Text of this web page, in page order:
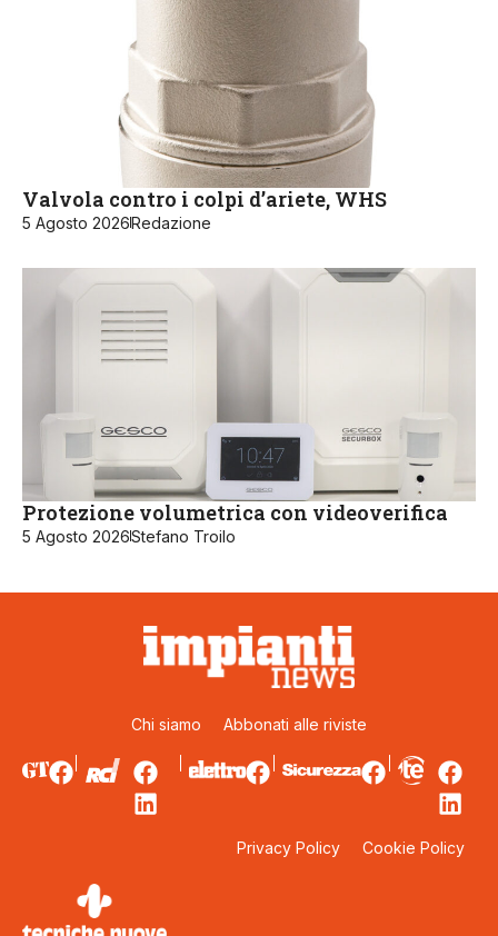
Valvola contro i colpi d’ariete, WHS
5 Agosto 2026Redazione
Protezione volumetrica con videoverifica
5 Agosto 2026Stefano Troilo
Chi siamo Abbonati alle riviste
Privacy Policy Cookie Policy